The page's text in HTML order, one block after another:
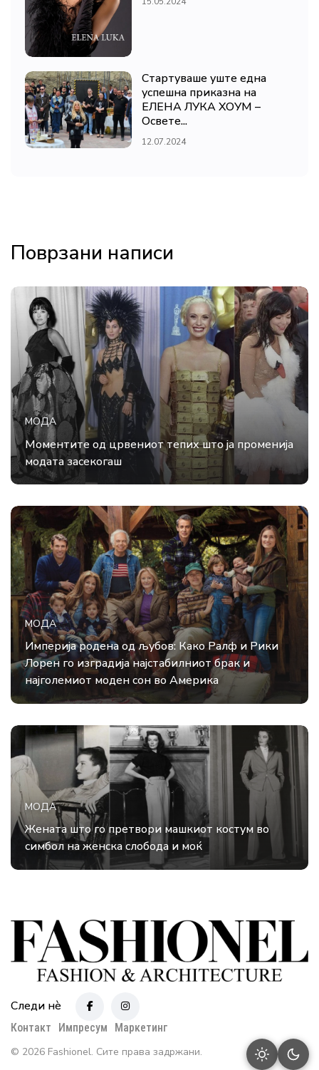
Стартуваше уште една
успешна приказна на
ЕЛЕНА ЛУКА ХОУМ –
Освете...
12.07.2024
Поврзани написи
МОДА
Моментите од црвениот тепих што ја променија
модата засекогаш
МОДА
Империја родена од љубов: Како Ралф и Рики
Лорен го изградија најстабилниот брак и
најголемиот моден сон во Америка
МОДА
Жената што го претвори машкиот костум во
симбол на женска слобода и моќ
Следи нè
Контакт Импресум
Маркетинг
© 2026 Fashionel. Сите права задржани.